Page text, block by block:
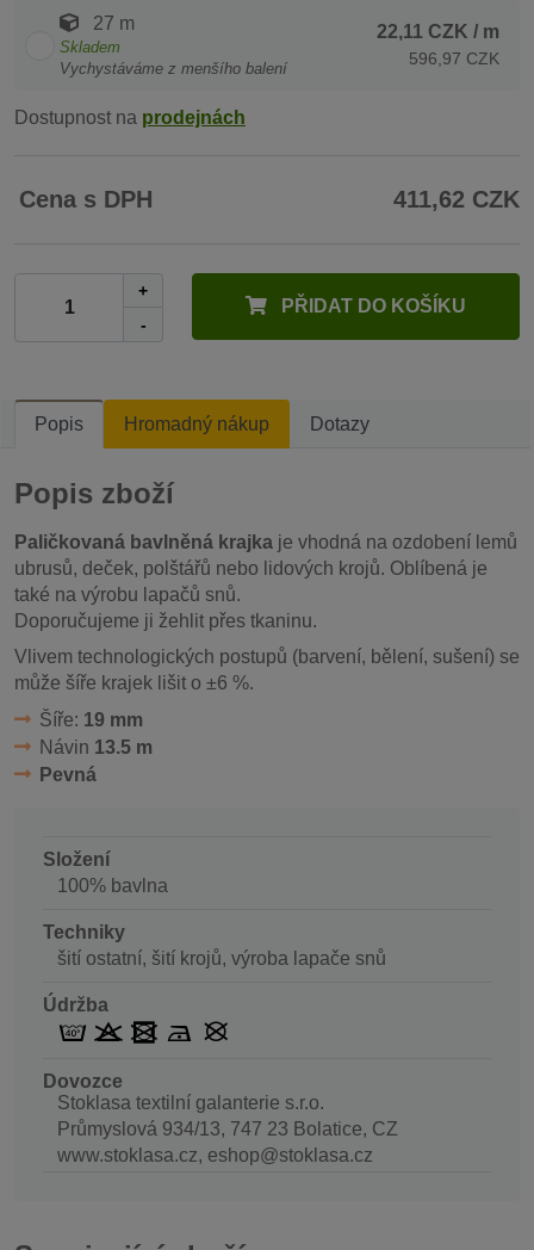
27 m
Skladem
Vychystáváme z menšího balení
22,11 CZK / m
596,97 CZK
Dostupnost na prodejnách
Cena s DPH 411,62 CZK
+
-
PŘIDAT DO KOŠÍKU
Popis Hromadný nákup Dotazy
Popis zboží
Paličkovaná bavlněná krajka je vhodná na ozdobení lemů
ubrusů, deček, polštářů nebo lidových krojů. Oblíbená je
také na výrobu lapačů snů.
Doporučujeme ji žehlit přes tkaninu.
Vlivem technologických postupů (barvení, bělení, sušení) se
může šíře krajek lišit o ±6 %.
Šíře: 19 mm
Návin 13.5 m
Pevná
Složení
100% bavlna
Techniky
šití ostatní, šití krojů, výroba lapače snů
Údržba
Dovozce
Stoklasa textilní galanterie s.r.o.
Průmyslová 934/13, 747 23 Bolatice, CZ
www.stoklasa.cz, eshop@stoklasa.cz